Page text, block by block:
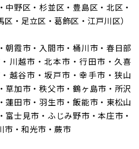
中野区・杉並区・豊島区・北区・
・足立区・葛飾区・江戸川区）
朝霞市・入間市・桶川市・春日部
川越市・北本市・行田市・久喜
越谷市・坂戸市・幸手市・狭山
草加市・秩父市・鶴ヶ島市・所沢
蓮田市・羽生市・飯能市・東松山
富士見市・ふじみ野市・本庄市・
市・和光市・蕨市